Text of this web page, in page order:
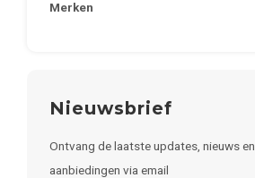
Merken
Nieuwsbrief
Ontvang de laatste updates, nieuws en
aanbiedingen via email